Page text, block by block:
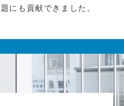
にも貢献できました。